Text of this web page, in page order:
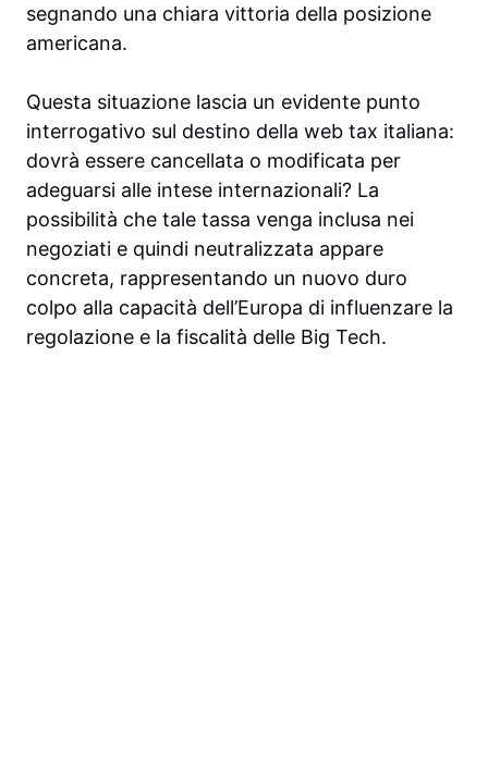
segnando una chiara vittoria della posizione
americana.
Questa situazione lascia un evidente punto
interrogativo sul destino della web tax italiana:
dovrà essere cancellata o modificata per
adeguarsi alle intese internazionali? La
possibilità che tale tassa venga inclusa nei
negoziati e quindi neutralizzata appare
concreta, rappresentando un nuovo duro
colpo alla capacità dell’Europa di influenzare la
regolazione e la fiscalità delle Big Tech.